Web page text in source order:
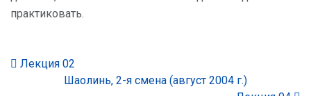
практиковать.
Лекция 02
Шаолинь, 2-я смена (август 2004 г.)